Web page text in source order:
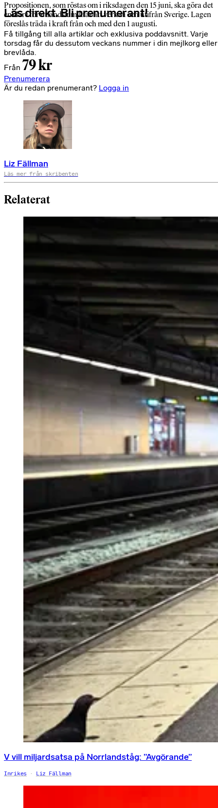
Propositionen, som röstas om i riksdagen den 15 juni, ska göra det
enklare för utländsk militär att verka i och utifrån Sverige. Lagen
föreslås träda i kraft från och med den 1 augusti.
Läs direkt. Bli prenumerant!
Få tillgång till alla artiklar och exklusiva poddavsnitt. Varje
torsdag får du dessutom veckans nummer i din mejlkorg eller
brevlåda.
Från 79 kr
Prenumerera
Är du redan prenumerant? Logga in
Liz Fällman
Läs mer från skribenten
Relaterat
V vill miljardsatsa på Norrlandståg: ”Avgörande”
Inrikes Liz Fällman